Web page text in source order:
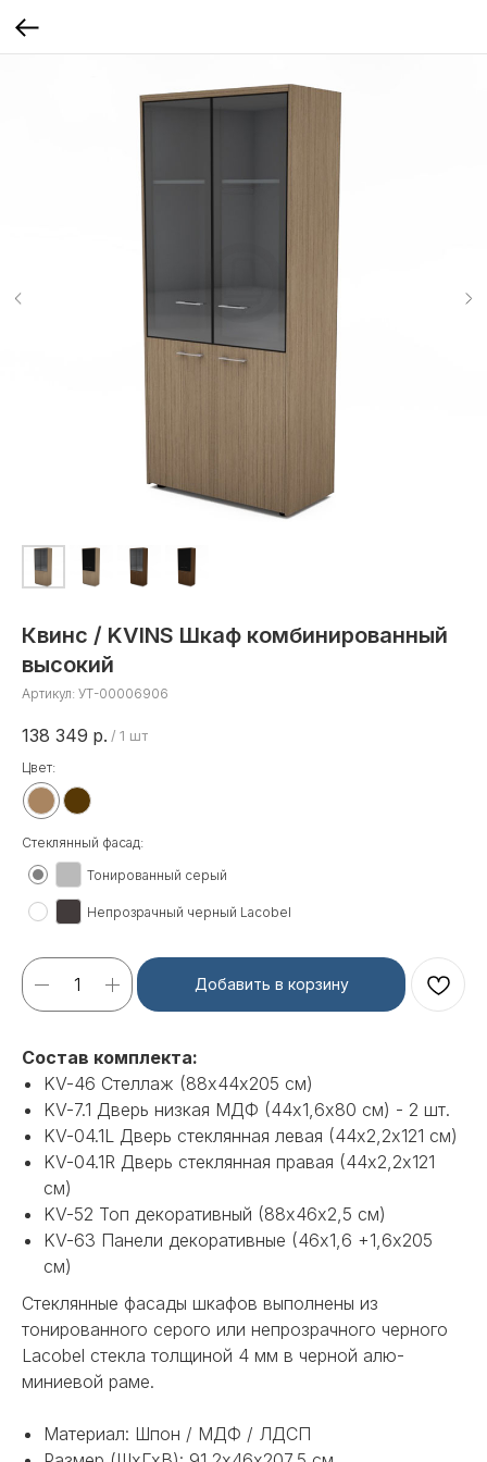
Квинс / KVINS Шкаф комбинированный
высокий
Артикул: УТ-00006906
138 349 р. / 1 шт
Цвет:
Стеклянный фасад:
Тонированный серый
Непрозрачный черный Lacobel
Добавить в корзину
Состав комплекта:
KV-46 Стеллаж (88х44х205 см)
KV-7.1 Дверь низкая МДФ (44х1,6х80 см) - 2 шт.
KV-04.1L Дверь стеклянная левая (44х2,2х121 см)
KV-04.1R Дверь стеклянная правая (44х2,2х121
см)
KV-52 Топ декоративный (88х46х2,5 см)
KV-63 Панели декоративные (46х1,6 +1,6х205
см)
Cтеклянные фасады шкафов выполнены из
тонированного серого или непрозрачного черного
Lacobel стекла толщиной 4 мм в черной алю-
миниевой раме.
Материал: Шпон / МДФ / ЛДСП